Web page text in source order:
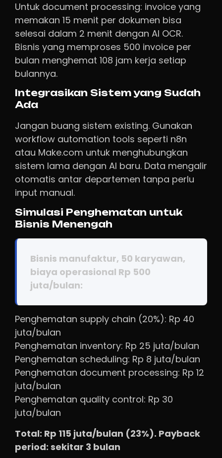
Untuk document processing: invoice yang
memakan 15 menit per dokumen bisa
selesai dalam 2 menit dengan AI OCR.
Bisnis yang memproses 500 invoice per
bulan menghemat 108 jam kerja setiap
bulannya.
Integrasikan Sistem yang Sudah
Ada
Jangan buang sistem existing. Gunakan
workflow automation tools seperti n8n
atau Make.com untuk menghubungkan
sistem lama dengan AI baru. Data mengalir
otomatis antar departemen tanpa perlu
input manual.
Simulasi Penghematan untuk
Bisnis Menengah
Bisnis manufaktur, 50 karyawan,
biaya operasional Rp 500
juta/bulan:
Penghematan supply chain (20%): Rp 40
juta/bulan
Penghematan inventory: Rp 25 juta/bulan
Penghematan scheduling: Rp 8 juta/bulan
Penghematan document processing: Rp 12
juta/bulan
Penghematan quality control: Rp 30
juta/bulan
Total: Rp 115 juta/bulan (23%). Payback
period: sekitar 3 bulan